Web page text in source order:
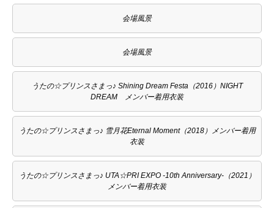
会場風景
会場風景
うたの☆プリンスさまっ♪ Shining Dream Festa（2016）NIGHT
DREAM メンバー着用衣装
うたの☆プリンスさまっ♪ 雪月花Eternal Moment（2018）メンバー着用
衣装
うたの☆プリンスさまっ♪ UTA☆PRI EXPO -10th Anniversary-（2021）
メンバー着用衣装